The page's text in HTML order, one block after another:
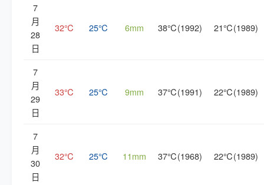
7
月
28
日
32℃ 25℃ 6mm 38℃(1992) 21℃(1989)
7
月
29
日
33℃ 25℃ 9mm 37℃(1991) 22℃(1989)
7
月
30
日
32℃ 25℃ 11mm 37℃(1968) 22℃(1989)